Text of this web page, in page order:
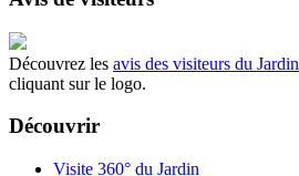
Découvrez les avis des visiteurs du Jardin
cliquant sur le logo.
Découvrir
Visite 360° du Jardin